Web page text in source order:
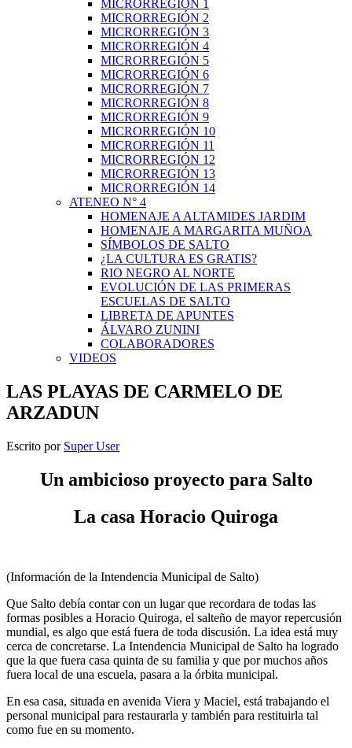
MICRORREGIÓN 1
MICRORREGIÓN 2
MICRORREGIÓN 3
MICRORREGIÓN 4
MICRORREGIÓN 5
MICRORREGIÓN 6
MICRORREGIÓN 7
MICRORREGIÓN 8
MICRORREGIÓN 9
MICRORREGIÓN 10
MICRORREGIÓN 11
MICRORREGIÓN 12
MICRORREGIÓN 13
MICRORREGIÓN 14
ATENEO N° 4
HOMENAJE A ALTAMIDES JARDIM
HOMENAJE A MARGARITA MUÑOA
SÍMBOLOS DE SALTO
¿LA CULTURA ES GRATIS?
RIO NEGRO AL NORTE
EVOLUCIÓN DE LAS PRIMERAS
ESCUELAS DE SALTO
LIBRETA DE APUNTES
ÁLVARO ZUNINI
COLABORADORES
VIDEOS
LAS PLAYAS DE CARMELO DE
ARZADUN
Escrito por Super User
Un ambicioso proyecto para Salto
La casa Horacio Quiroga
(Información de la Intendencia Municipal de Salto)
Que Salto debía contar con un lugar que recordara de todas las
formas posibles a Horacio Quiroga, el salteño de mayor repercusión
mundial, es algo que está fuera de toda discusión. La idea está muy
cerca de concretarse. La Intendencia Municipal de Salto ha logrado
que la que fuera casa quinta de su familia y que por muchos años
fuera local de una escuela, pasara a la órbita municipal.
En esa casa, situada en avenida Viera y Maciel, está trabajando el
personal municipal para restaurarla y también para restituirla tal
como fue en su momento.